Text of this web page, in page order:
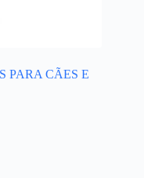
PARA CÃES E